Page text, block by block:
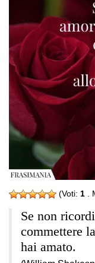
(Voti: 1 .
Se non
commettere
hai amato.